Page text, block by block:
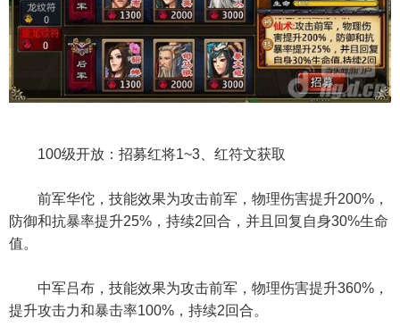
100级开放：招募红将1~3、红符文获取
前军华佗，技能效果为攻击前军，物理伤害提升200%，
防御和抗暴率提升25%，持续2回合，并且回复自身30%生命
值。
中军吕布，技能效果为攻击前军，物理伤害提升360%，
提升攻击力和暴击率100%，持续2回合。